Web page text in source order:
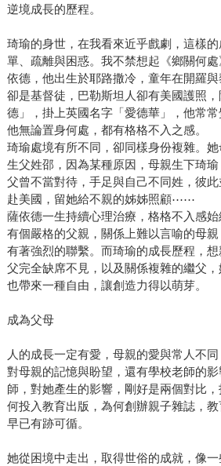
逆境成長的歷程。
琦瑜的身世，在我看來近乎戲劇，這樣
單、疏離與困惑。我不禁想起《鄉關何
依德，他出生於耶路撒冷，童年在開羅
卻是基督徒，巴勒斯坦人卻有美國護照
德」，掛上英國名字「愛德華」，他常
他無論置身何處，都有格格不入之感。
琦瑜處境有所不同，卻同樣身份複雜。
生父姓邵，因為某種原因，母親生下琦
父曾不當對待，手足與自己不同姓，彼
赴美國，留她給不親的姊姊照顧⋯⋯
薩依德一生持續心理治療，格格不入感
有個嚴格的父親，關係上難以言喻的母親
有著強烈的聯繫。而琦瑜的成長歷程，
父完全缺席不見，以及關係複雜的繼父
也帶來一種自由，讓創造力得以萌芽。
成為父母
人的成長一定有愛，母親的愛與常人不
對母親的記憶與盼望，還有學校老師的
師，對她產生的影響，剛好是兩個對比
何投入教育出版，為何創辦親子雜誌，
早已有跡可循。
她從困境中走出，取得世俗的成就，像